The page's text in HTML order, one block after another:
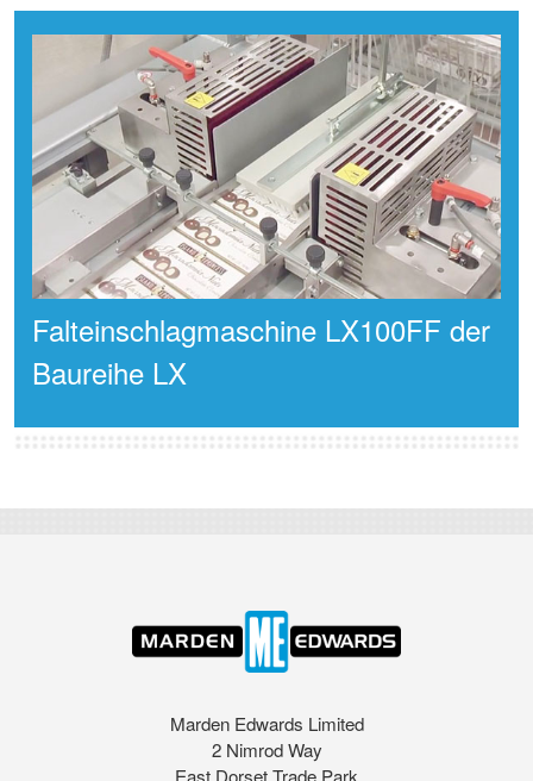
Falteinschlagmaschine LX100FF der
Baureihe LX
Marden Edwards Limited
2 Nimrod Way